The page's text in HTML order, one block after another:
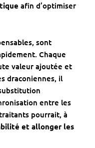
afin d’optimiser
sont
Chaque
valeur ajoutée et
draconiennes, il
entre les
pourrait, à
et allonger les